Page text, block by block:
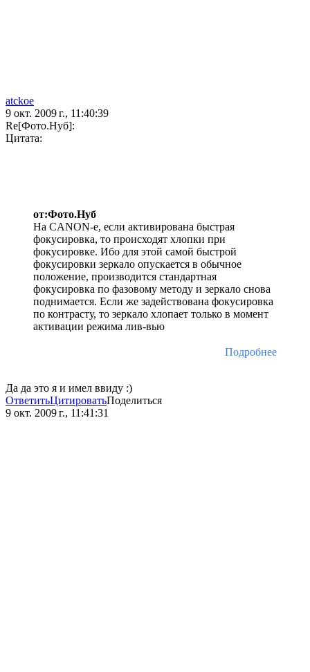
atckoe
9 окт. 2009 г., 11:40:39
Re[Фото.Нуб]:
Цитата:
от:Фото.Нуб
На CANON-е, если активирована быстрая
фокусировка, то происходят хлопки при
фокусировке. Ибо для этой самой быстрой
фокусировки зеркало опускается в обычное
положение, производится стандартная
фокусировка по фазовому методу и зеркало снова
поднимается. Если же задействована фокусировка
по контрасту, то зеркало хлопает только в момент
активации режима лив-вью
Подробнее
Да да это я и имел ввиду :)
ОтветитьЦитироватьПоделиться
9 окт. 2009 г., 11:41:31